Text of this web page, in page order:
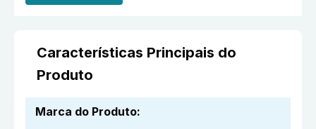
Características Principais do
Produto
Marca do Produto: